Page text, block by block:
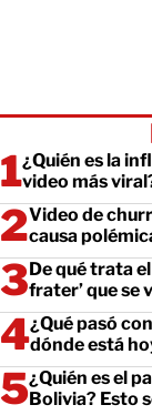
¿Quién es la
video más
Video de
causa
De qué trata
frater’ que se
¿Qué pasó
dónde está
¿Quién es el
Bolivia? Esto